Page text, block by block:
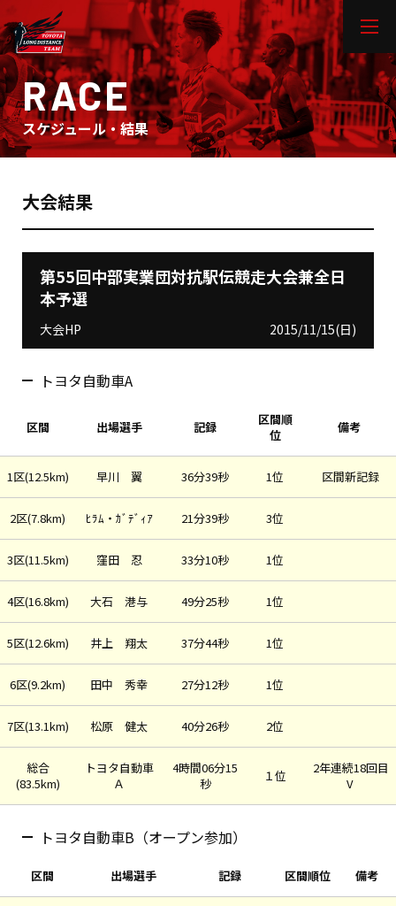
RACE
スケジュール・結果
大会結果
第55回中部実業団対抗駅伝競走大会兼全日
本予選
大会HP 2015/11/15(日)
トヨタ自動車A
区間 出場選手 記録
区間順
位
備考
1区(12.5km) 早川 翼 36分39秒 1位 区間新記録
2区(7.8km) ﾋﾗﾑ・ｶﾞﾃﾞｨｱ 21分39秒 3位
3区(11.5km) 窪田 忍 33分10秒 1位
4区(16.8km) 大石 港与 49分25秒 1位
5区(12.6km) 井上 翔太 37分44秒 1位
6区(9.2km) 田中 秀幸 27分12秒 1位
7区(13.1km) 松原 健太 40分26秒 2位
総合
(83.5km)
トヨタ自動車
Ａ
4時間06分15
秒
１位
2年連続18回目
V
トヨタ自動車B（オープン参加）
区間 出場選手 記録 区間順位 備考